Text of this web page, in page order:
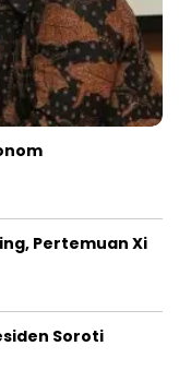
Pertemuan Xi
Soroti